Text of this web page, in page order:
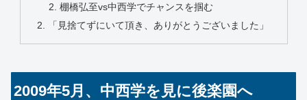
棚橋弘至vs中西学でチャンスを掴む
「見捨てずにいて頂き、ありがとうございました」
2009年5月、中西学を見に後楽園へ